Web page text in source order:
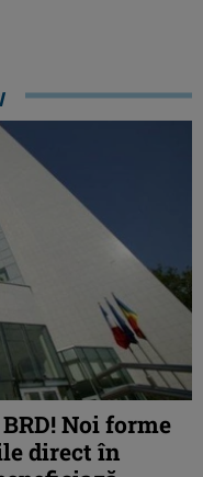
Noi forme
direct în